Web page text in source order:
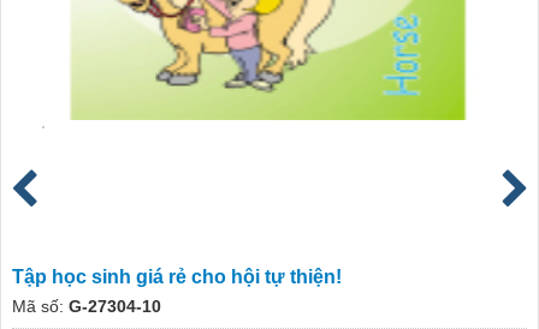
Tập học sinh giá rẻ cho hội tự thiện!
Mã số: G-27304-10